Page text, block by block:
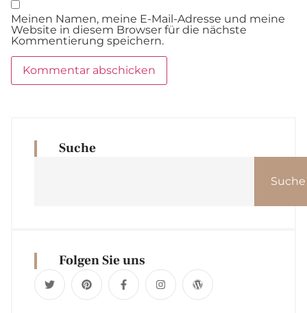
Meinen Namen, meine E-Mail-Adresse und meine
Website in diesem Browser für die nächste
Kommentierung speichern.
Suche
Suche
Folgen Sie uns